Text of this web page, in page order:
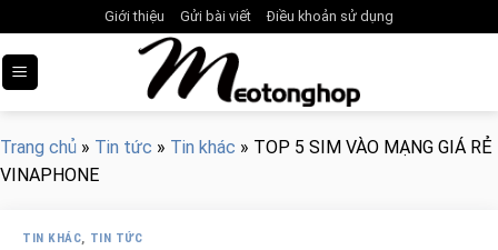
to
content
Giới thiệu Gửi bài viết Điều khoản sử dụng
Trang chủ » Tin tức » Tin khác » TOP 5 SIM VÀO MẠNG GIÁ RẺ
VINAPHONE
TIN KHÁC, TIN TỨC